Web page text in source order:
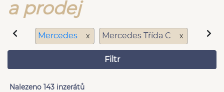
a prodej
Mercedes x Mercedes Třída C x
Filtr
Nalezeno 143 inzerátů